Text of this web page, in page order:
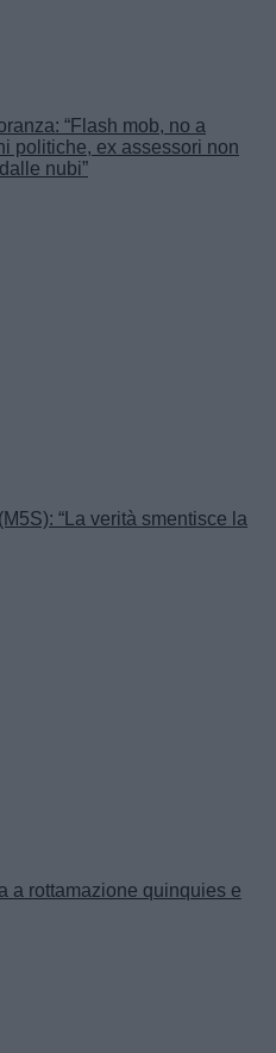
“Flash mob, no a
politiche, ex assessori non
nubi”
“La verità smentisce la
a rottamazione quinquies e